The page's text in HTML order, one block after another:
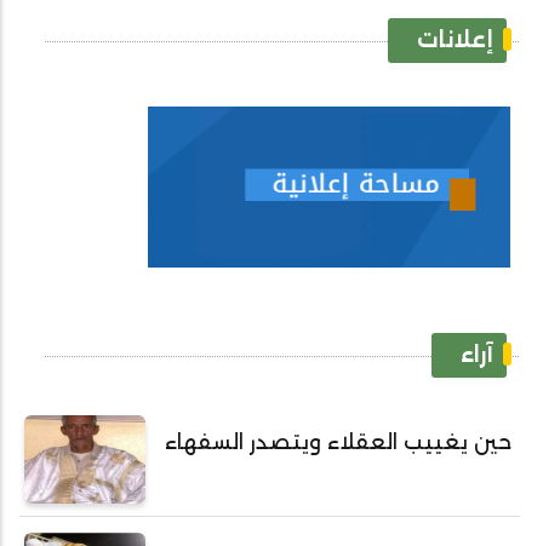
إعلانات
آراء
حين يغييب العقلاء ويتصدر السفهاء